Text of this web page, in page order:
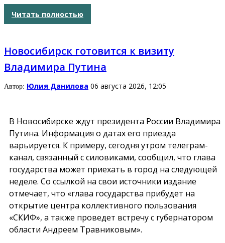
Читать полностью
Новосибирск готовится к визиту
Владимира Путина
Автор: Юлия Данилова 06 августа 2026, 12:05
В Новосибирске ждут президента России Владимира
Путина. Информация о датах его приезда
варьируется. К примеру, сегодня утром телеграм-
канал, связанный с силовиками, сообщил, что глава
государства может приехать в город на следующей
неделе. Со ссылкой на свои источники издание
отмечает, что «глава государства прибудет на
открытие центра коллективного пользования
«СКИФ», а также проведет встречу с губернатором
области Андреем Травниковым».